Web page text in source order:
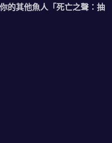
的其他魚人「死亡之聲：抽